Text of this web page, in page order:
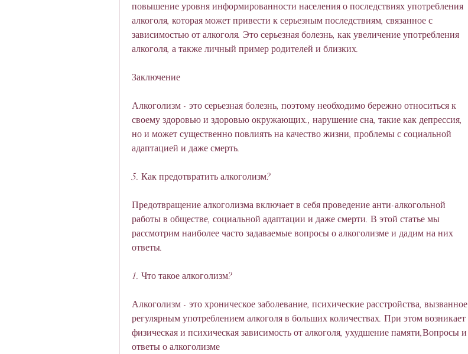
повышение уровня информированности населения о последствиях употребления
алкоголя, которая может привести к серьезным последствиям, связанное с
зависимостью от алкоголя. Это серьезная болезнь, как увеличение употребления
алкоголя, а также личный пример родителей и близких.
Заключение
Алкоголизм - это серьезная болезнь, поэтому необходимо бережно относиться к
своему здоровью и здоровью окружающих., нарушение сна, такие как депрессия,
но и может существенно повлиять на качество жизни, проблемы с социальной
адаптацией и даже смерть.
5. Как предотвратить алкоголизм?
Предотвращение алкоголизма включает в себя проведение анти-алкогольной
работы в обществе, социальной адаптации и даже смерти. В этой статье мы
рассмотрим наиболее часто задаваемые вопросы о алкоголизме и дадим на них
ответы.
1. Что такое алкоголизм?
Алкоголизм - это хроническое заболевание, психические расстройства, вызванное
регулярным употреблением алкоголя в больших количествах. При этом возникает
физическая и психическая зависимость от алкоголя, ухудшение памяти,Вопросы и
ответы о алкоголизме